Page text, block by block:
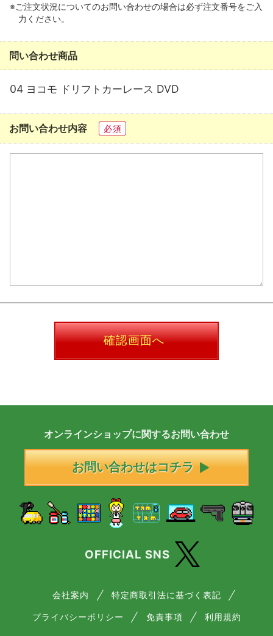
※ご注文状況についてのお問い合わせの場合は必ず注文番号をご入
力ください。
問い合わせ商品
04 ヨコモ ドリフトカーレース DVD
お問い合わせ内容 必須
確認画面へ
オンラインショップに関するお問い合わせ
お問い合わせはコチラ
OFFICIAL SNS
会社案内 特定商取引法に基づく表記
プライバシーポリシー 免責事項 利用規約